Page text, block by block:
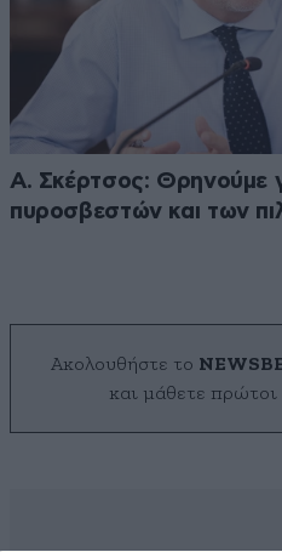
Α. Σκέρτσος: Θρηνούμε
πυροσβεστών και των
Ακολουθήστε το
και μάθετε πρώτοι